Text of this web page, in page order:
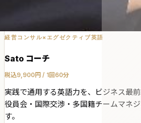
経営コンサル×エグゼクティブ英語
Sato コーチ
税込9,900円 / 1回60分
実践で通用する英語力を、ビジネス最
役員会・国際交渉・多国籍チームマネ
す。